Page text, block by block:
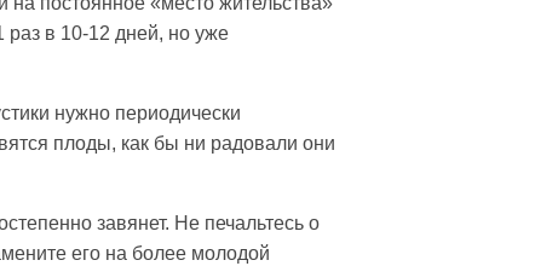
раз в 10-12 дней, но уже
нужно периодически
плоды, как бы ни радовали они
завянет. Не печальтесь о
его на более молодой